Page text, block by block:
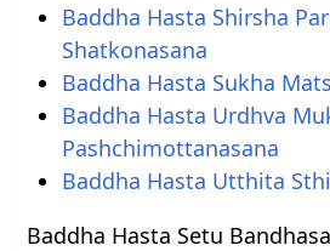
Baddha Hasta Shirsha
Shatkonasana
Baddha Hasta Sukha
Baddha Hasta Urdhva
Pashchimottanasana
Baddha Hasta Utthita
Baddha Hasta Setu